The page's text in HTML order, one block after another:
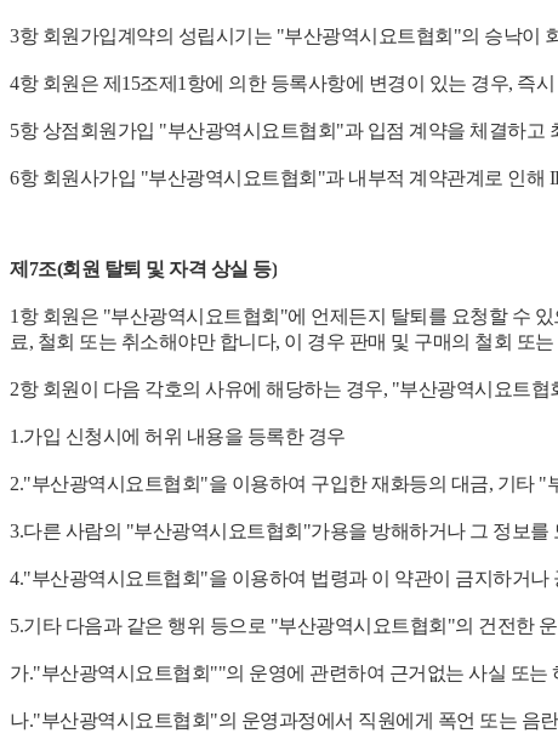
3항 회원가입계약의 성립시기는 "부산광역시요트협회"의 승낙이
4항 회원은 제15조제1항에 의한 등록사항에 변경이 있는 경우, 즉
5항 상점회원가입 "부산광역시요트협회"과 입점 계약을 체결하고
6항 회원사가입 "부산광역시요트협회"과 내부적 계약관계로 인해
제7조(회원 탈퇴 및 자격 상실 등)
1항 회원은 "부산광역시요트협회"에 언제든지 탈퇴를 요청할 수
료, 철회 또는 취소해야만 합니다, 이 경우 판매 및 구매의 철회 또
2항 회원이 다음 각호의 사유에 해당하는 경우, "부산광역시요트
1.가입 신청시에 허위 내용을 등록한 경우
2."부산광역시요트협회"을 이용하여 구입한 재화등의 대금, 기타
3.다른 사람의 "부산광역시요트협회"가용을 방해하거나 그 정보
4."부산광역시요트협회"을 이용하여 법령과 이 약관이 금지하거나
5.기타 다음과 같은 행위 등으로 "부산광역시요트협회"의 건전한
가."부산광역시요트협회""의 운영에 관련하여 근거없는 사실 또
나."부산광역시요트협회"의 운영과정에서 직원에게 폭언 또는 음